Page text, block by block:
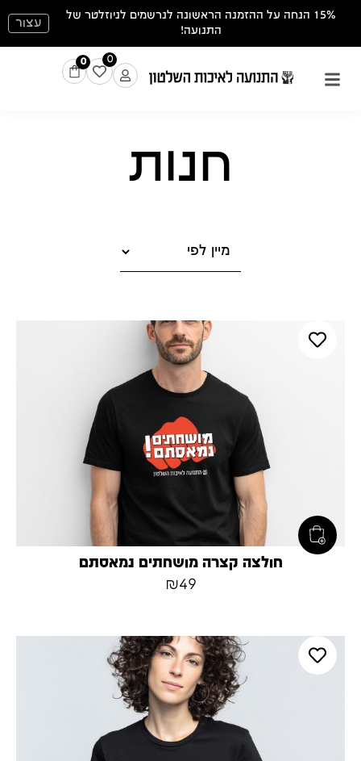
15% הנחה על ההזמנה הראשונה לנרשמים לניוזלטר של
התנועה!
עצור
0
0
חנות
חולצה קצרה מושחתים נמאסתם
₪49